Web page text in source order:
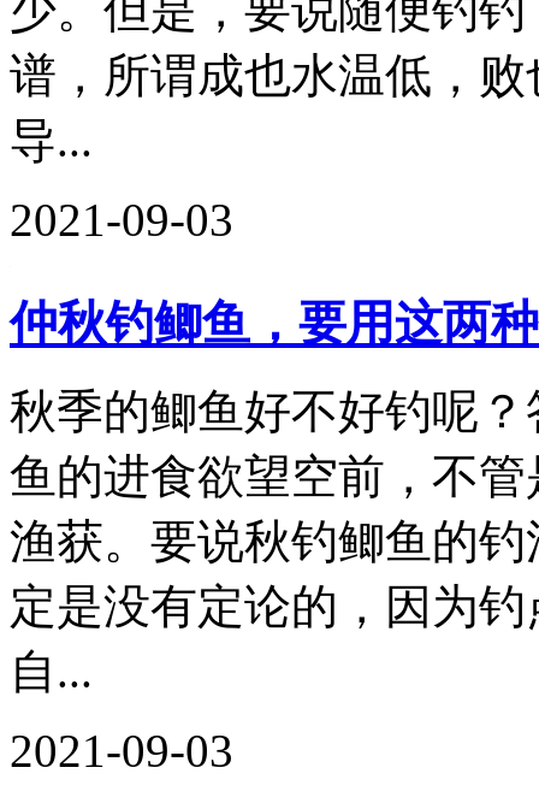
少。但是，要说随便钓
谱，所谓成也水温低，
导...
2021-09-03
仲秋钓鲫鱼，要用这两
秋季的鲫鱼好不好钓呢
鱼的进食欲望空前，不
渔获。要说秋钓鲫鱼的
定是没有定论的，因为
自...
2021-09-03